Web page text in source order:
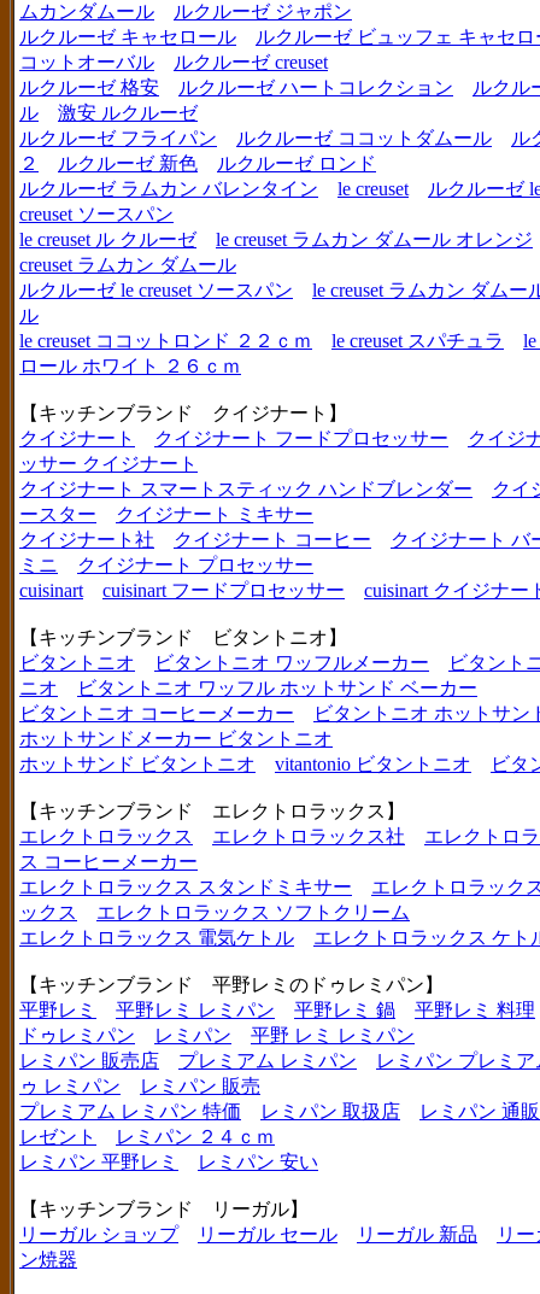
ムカンダムール
ルクルーゼ ジャポン
ルクルーゼ キャセロール
ルクルーゼ ビュッフェ キャセロ
コットオーバル
ルクルーゼ creuset
ルクルーゼ 格安
ルクルーゼ ハートコレクション
ルクル
ル
激安 ルクルーゼ
ルクルーゼ フライパン
ルクルーゼ ココットダムール
ル
２
ルクルーゼ 新色
ルクルーゼ ロンド
ルクルーゼ ラムカン バレンタイン
le creuset
ルクルーゼ
creuset ソースパン
le creuset ル クルーゼ
le creuset ラムカン ダムール オレンジ
creuset ラムカン ダムール
ルクルーゼ le creuset ソースパン
le creuset ラムカン ダム
ル
le creuset ココットロンド ２２ｃｍ
le creuset スパチュラ
le
ロール ホワイト ２６ｃｍ
【キッチンブランド クイジナート】
クイジナート
クイジナート フードプロセッサー
クイジ
ッサー クイジナート
クイジナート スマートスティック ハンドブレンダー
クイ
ースター
クイジナート ミキサー
クイジナート社
クイジナート コーヒー
クイジナート バ
ミニ
クイジナート プロセッサー
cuisinart
cuisinart フードプロセッサー cuisinart クイジナー
【キッチンブランド ビタントニオ】
ビタントニオ
ビタントニオ ワッフルメーカー
ビタント
ニオ
ビタントニオ ワッフル ホットサンド ベーカー
ビタントニオ コーヒーメーカー
ビタントニオ ホットサン
ホットサンドメーカー ビタントニオ
ホットサンド ビタントニオ
vitantonio ビタントニオ ビタ
【キッチンブランド エレクトロラックス】
エレクトロラックス
エレクトロラックス社
エレクトロ
ス コーヒーメーカー
エレクトロラックス スタンドミキサー
エレクトロラック
ックス
エレクトロラックス ソフトクリーム
エレクトロラックス 電気ケトル
エレクトロラックス ケト
【キッチンブランド 平野レミのドゥレミパン】
平野レミ
平野レミ レミパン 平野レミ 鍋
平野レミ 料理
ドゥレミパン
レミパン
平野 レミ レミパン
レミパン 販売店
プレミアム レミパン
レミパン プレミア
ゥ レミパン
レミパン 販売
プレミアム レミパン 特価
レミパン 取扱店
レミパン 通販
レゼント
レミパン ２４ｃｍ
レミパン 平野レミ
レミパン 安い
【キッチンブランド リーガル】
リーガル ショップ
リーガル セール リーガル 新品
リ
ン焼器